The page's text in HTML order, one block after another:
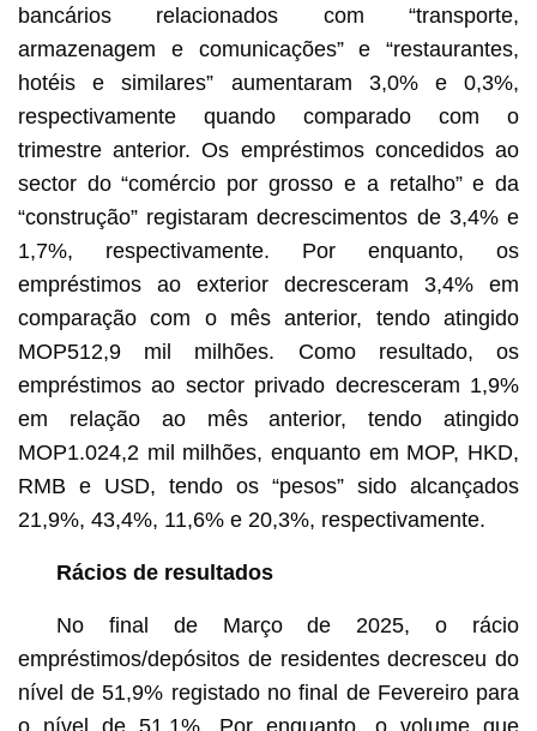
bancários relacionados com “transporte,
armazenagem e comunicações” e “restaurantes,
hotéis e similares” aumentaram 3,0% e 0,3%,
respectivamente quando comparado com o
trimestre anterior. Os empréstimos concedidos ao
sector do “comércio por grosso e a retalho” e da
“construção” registaram decrescimentos de 3,4% e
1,7%, respectivamente. Por enquanto, os
empréstimos ao exterior decresceram 3,4% em
comparação com o mês anterior, tendo atingido
MOP512,9 mil milhões. Como resultado, os
empréstimos ao sector privado decresceram 1,9%
em relação ao mês anterior, tendo atingido
MOP1.024,2 mil milhões, enquanto em MOP, HKD,
RMB e USD, tendo os “pesos” sido alcançados
21,9%, 43,4%, 11,6% e 20,3%, respectivamente.
Rácios de resultados
No final de Março de 2025, o rácio
empréstimos/depósitos de residentes decresceu do
nível de 51,9% registado no final de Fevereiro para
o nível de 51,1%. Por enquanto, o volume que